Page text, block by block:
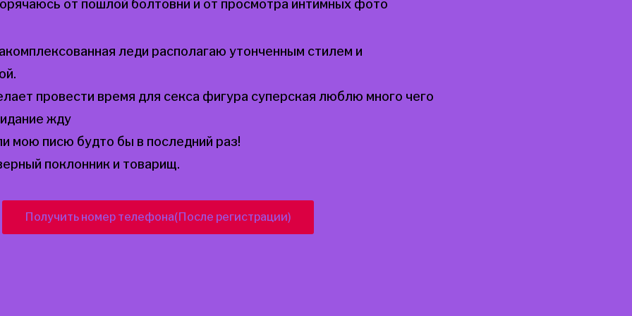
от пошлой болтовни и от просмотра интимных фото
леди располагаю утонченным стилем и
провести время для секса фигура суперская люблю много чего
жду
мою писю будто бы в последний раз!
поклонник и товарищ.
Получить номер телефона(После регистрации)